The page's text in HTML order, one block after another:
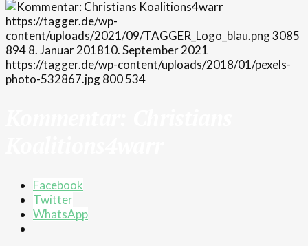
https://tagger.de/wp-
content/uploads/2021/09/TAGGER_Logo_blau.png3085
8948. Januar 201810. September 2021
https://tagger.de/wp-content/uploads/2018/01/pexels-
photo-532867.jpg800534
Facebook
Twitter
WhatsApp